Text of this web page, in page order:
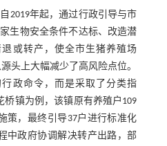
2019年起，通过行政引导与市
生物安全条件不达标、改造潜
或转产，使全市生猪养殖场
头上大幅减少了高风险点位。
政命令，而是采取了分类指
桥镇为例，该镇原有养殖户109
策，最终引导37户进行标准化
中政府协调解决转产出路，部